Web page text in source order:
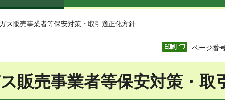
ス販売事業者等保安対策・取引適正化方針
ページ番
販売事業者等保安対策・取